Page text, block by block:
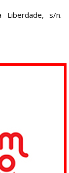
Liberdade, s/n.